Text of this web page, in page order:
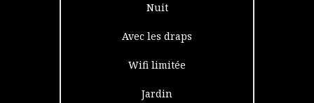
Nuit
Avec les draps
Wifi limitée
Jardin